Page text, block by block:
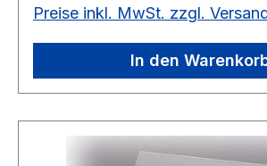
Preise inkl. MwSt. zzgl.
In den